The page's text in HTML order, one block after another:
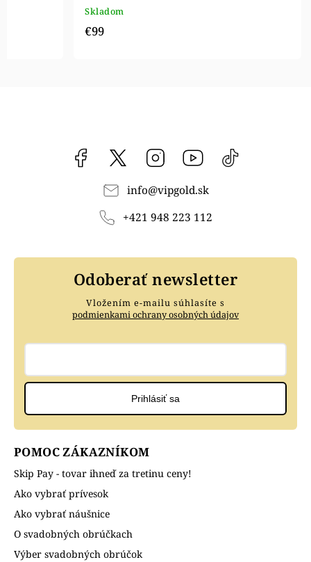
Skladom
€99
Facebook vipgoldsk Instagram YouTube
info@vipgold.sk
+421 948 223 112
POMOC ZÁKAZNÍKOM
Skip Pay - tovar ihneď za tretinu ceny!
Ako vybrať prívesok
Ako vybrať náušnice
O svadobných obrúčkach
Výber svadobných obrúčok
Odoberať newsletter
Vložením e-mailu súhlasíte s
podmienkami ochrany osobných údajov
Prihlásiť sa